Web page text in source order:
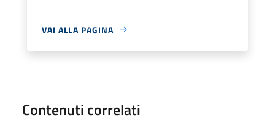
VAI ALLA PAGINA
Contenuti correlati